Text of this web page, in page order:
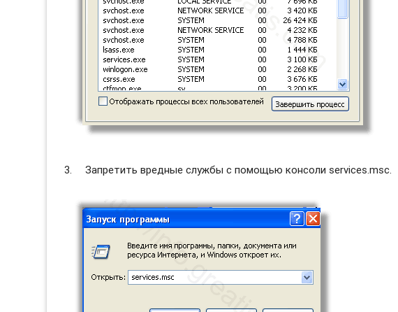
Запретить вредные службы с помощью консоли services.msc.